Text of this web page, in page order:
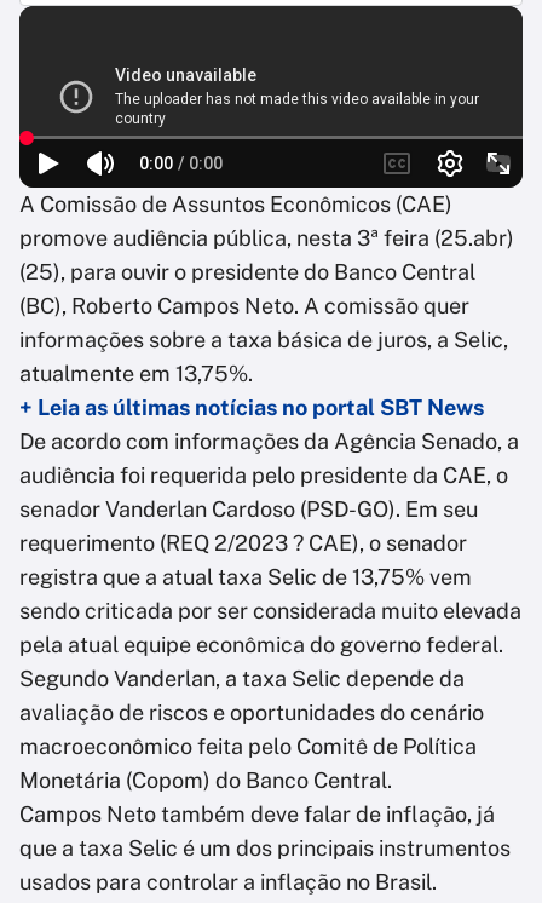
A Comissão de Assuntos Econômicos (CAE)
promove audiência pública, nesta 3ª feira (25.abr)
(25), para ouvir o presidente do Banco Central
(BC), Roberto Campos Neto. A comissão quer
informações sobre a taxa básica de juros, a Selic,
atualmente em 13,75%.
+ Leia as últimas notícias no portal SBT News
De acordo com informações da Agência Senado, a
audiência foi requerida pelo presidente da CAE, o
senador Vanderlan Cardoso (PSD-GO). Em seu
requerimento (REQ 2/2023 ? CAE), o senador
registra que a atual taxa Selic de 13,75% vem
sendo criticada por ser considerada muito elevada
pela atual equipe econômica do governo federal.
Segundo Vanderlan, a taxa Selic depende da
avaliação de riscos e oportunidades do cenário
macroeconômico feita pelo Comitê de Política
Monetária (Copom) do Banco Central.
Campos Neto também deve falar de inflação, já
que a taxa Selic é um dos principais instrumentos
usados para controlar a inflação no Brasil.